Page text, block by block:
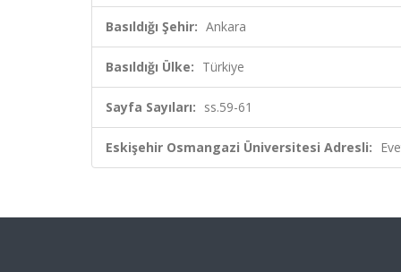
Basıldığı Şehir: Ankara
Basıldığı Ülke: Türkiye
Sayfa Sayıları: ss.59-61
Eskişehir Osmangazi Üniversitesi Adresli: